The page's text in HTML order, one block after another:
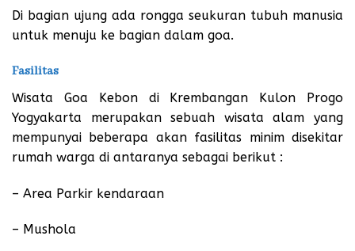
Di bagian ujung ada rongga seukuran tubuh manusia
untuk menuju ke bagian dalam goa.
Fasilitas
Wisata Goa Kebon di Krembangan Kulon Progo
Yogyakarta merupakan sebuah wisata alam yang
mempunyai beberapa akan fasilitas minim disekitar
rumah warga di antaranya sebagai berikut :
– Area Parkir kendaraan
– Mushola